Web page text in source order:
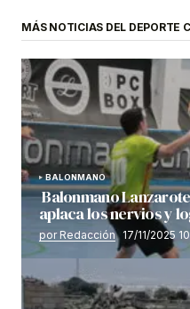
MÁS NOTICIAS DEL DEPORTE
BALONMANO
Balonmano
aplaca los nervios y
por Redacción 17/11/2025